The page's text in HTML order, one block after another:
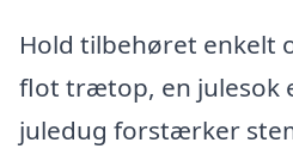
Hold tilbehøret enkelt
flot trætop, en julesok
juledug forstærker